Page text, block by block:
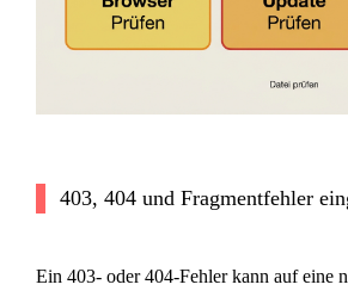
403, 404 und Fragmentfehler
Ein 403- oder 404-Fehler kann auf eine